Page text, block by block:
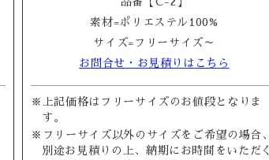
素材=ポリエステル100%
サイズ=フリーサイズ～
お問合せ・お見積りはこちら
※上記価格はフリーサイズのお値段となりま
す。
※フリーサイズ以外のサイズをご希望の場合、
別途お見積りの上、納期にお時間をいただく